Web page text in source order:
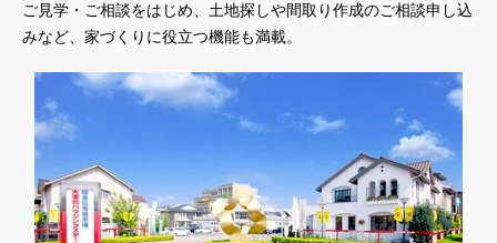
ご見学・ご相談をはじめ、土地探しや間取り作成のご相談申し込
みなど、家づくりに役立つ機能も満載。